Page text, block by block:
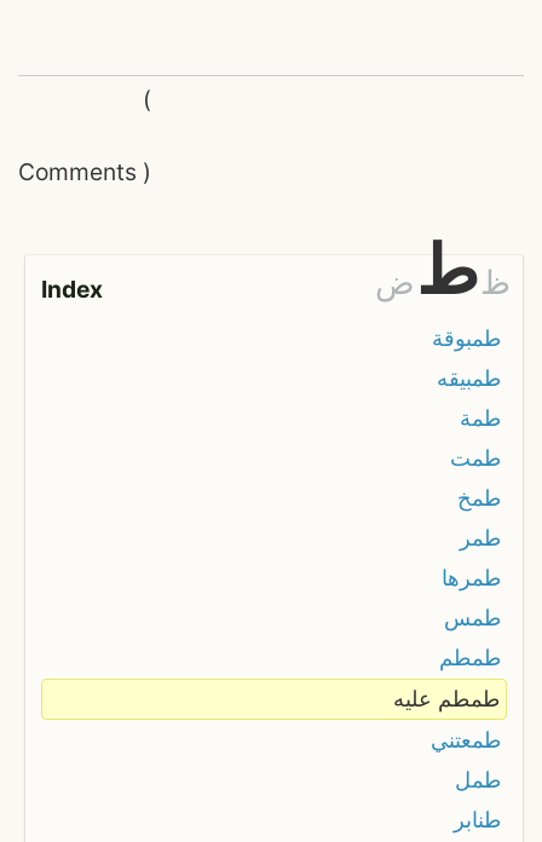
Comments
(
)
Index ض طظ
طمبوقة
طمبيقه
طمة
طمت
طمخ
طمر
طمرها
طمس
طمطم
طمطم عليه
طمعتني
طمل
طنابر